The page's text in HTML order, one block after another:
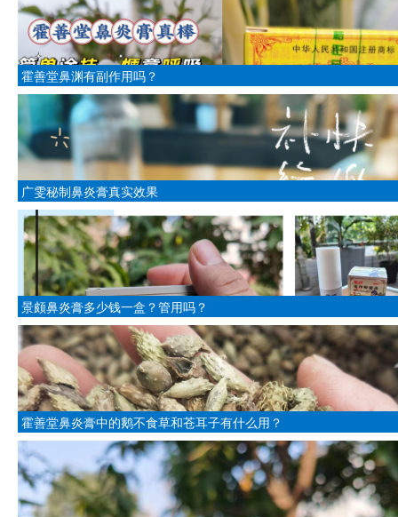
霍善堂鼻渊有副作用吗？
广雯秘制鼻炎膏真实效果
景颇鼻炎膏多少钱一盒？管用吗？
霍善堂鼻炎膏中的鹅不食草和苍耳子有什么用？